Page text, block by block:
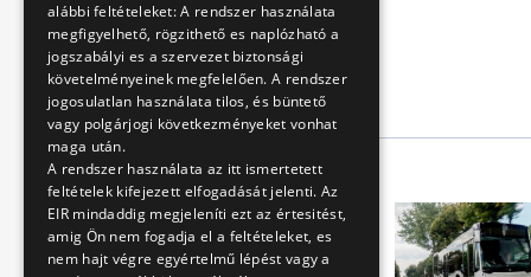
BKV Zrt.
2024. november 6.
A cikk galériája
alábbi feltételeket: A rendszer használata
megfigyelhető, rögzithető es naplózható a
jogszabályi es a szervezet biztonsági
követelményeinek megfelelően. A rendszer
jogosulatlan használata tilos, és büntető
vagy polgárjogi következményeket vonhat
maga után.
A rendszer használata az itt ismertetett
feltételek kifejezett elfogadását jelenti. Az
EIR mindaddig megjeleníti ezt az értesitést,
amig Ön nem fogadja el a feltételeket, es
nem hajt végre egyértelmű lépést vagy a